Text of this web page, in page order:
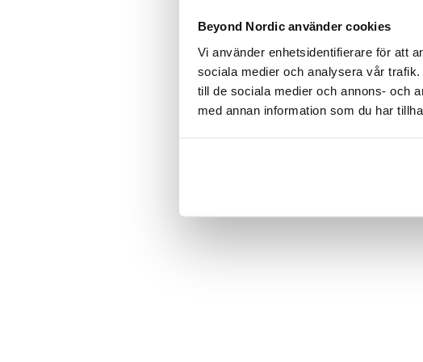
Beyond Nordic använder cookies
Vi använder enhetsidentifierare för att
sociala medier och analysera vår
till de sociala medier och annons- och
med annan information som du har
try
Clearing